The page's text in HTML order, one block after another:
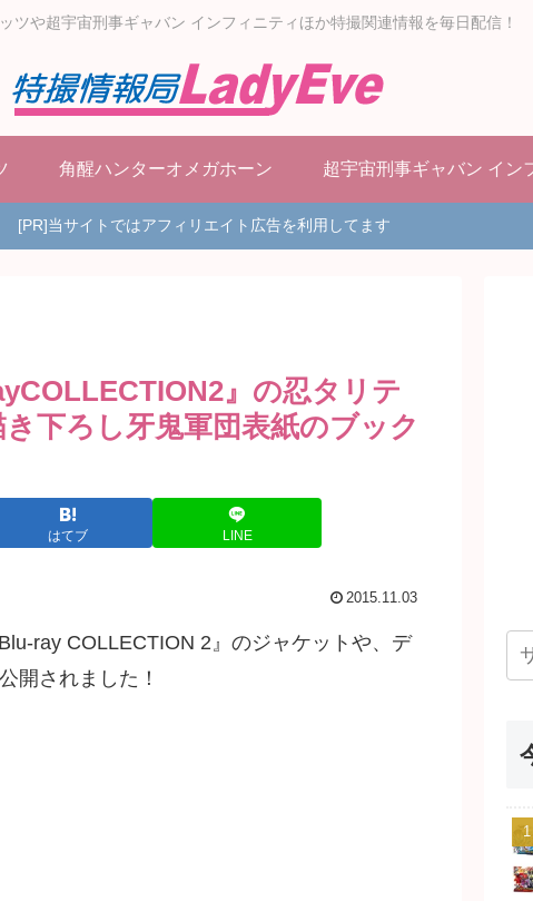
ツや超宇宙刑事ギャバン インフィニティほか特撮関連情報を毎日配信！
角醒ハンターオメガホーン 超宇宙刑事ギャバン イン
[PR]当サイトではアフィリエイト広告を利用してます
』の忍タリテ
下ろし牙鬼軍団表紙のブック
はてブ LINE
2015.11.03
COLLECTION 2』のジャケットや、デ
開されました！